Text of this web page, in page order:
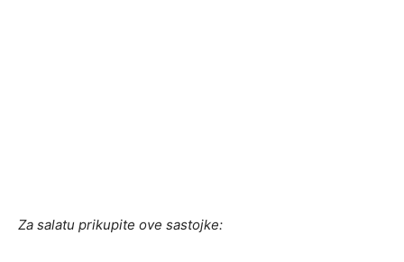
Za salatu prikupite ove sastojke: